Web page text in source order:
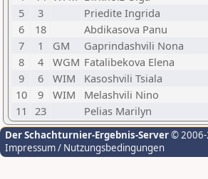
5
3 Priedite Ingrida
6
18 Abdikasova Panu
7
1 GM Gaprindashvili Nona
8
4 WGM Fatalibekova Elena
9
6 WIM Kasoshvili Tsiala
10
9 WIM Melashvili Nino
11
23 Pelias Marilyn
Der Schachturnier-Ergebnis-Server© 2006-
Impressum / Nutzungsbedingungen